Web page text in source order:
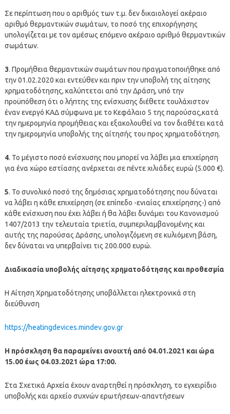
Σε περίπτωση που ο αριθμός των τ.μ. δεν δικαιολογεί ακέραιο
αριθμό θερμαντικών σωμάτων, το ποσό της επιχορήγησης
υπολογίζεται με τον αμέσως επόμενο ακέραιο αριθμό θερμαντικών
σωμάτων.
3. Προμήθεια θερμαντικών σωμάτων που πραγματοποιήθηκε από
την 01.02.2020 και εντεύθεν και πριν την υποβολή της αίτησης
χρηματοδότησης, καλύπτεται από την Δράση, υπό την
προϋπόθεση ότι ο λήπτης της ενίσχυσης διέθετε τουλάχιστον
έναν ενεργό ΚΑΔ σύμφωνα με το Κεφάλαιο 5 της παρούσας,κατά
την ημερομηνία προμήθειας και εξακολουθεί να τον διαθέτει κατά
την ημερομηνία υποβολής της αίτησής του προς χρηματοδότηση.
4. Το μέγιστο ποσό ενίσχυσης που μπορεί να λάβει μια επιχείρηση
για ένα χώρο εστίασης ανέρχεται σε πέντε χιλιάδες ευρώ (5.000 €).
5. Το συνολικό ποσό της δημόσιας χρηματοδότησης που δύναται
να λάβει η κάθε επιχείρηση (σε επίπεδο -ενιαίας επιχείρησης-) από
κάθε ενίσχυση που έχει λάβει ή θα λάβει δυνάμει του Κανονισμού
1407/2013 την τελευταία τριετία, συμπεριλαμβανομένης και
αυτής της παρούσας Δράσης, υπολογιζόμενη σε κυλιόμενη βάση,
δεν δύναται να υπερβαίνει τις 200.000 ευρώ.
Διαδικασία υποβολής αίτησης χρηματοδότησης και προθεσμία
Η Αίτηση Χρηματοδότησης υποβάλλεται ηλεκτρονικά στη
διεύθυνση
https://heatingdevices.mindev.gov.gr
Η πρόσκληση θα παραμείνει ανοιχτή από 04.01.2021 και ώρα
15.00 έως 04.03.2021 ώρα 17:00.
Στα Σχετικά Αρχεία έχουν αναρτηθεί η πρόσκληση, το εγχειρίδιο
υποβολής και αρχείο συχνών ερωτήσεων-απαντήσεων